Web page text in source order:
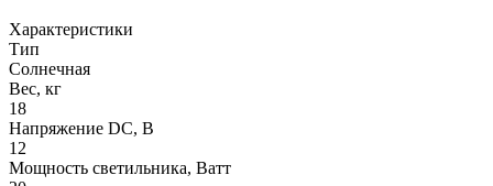
Характеристики
Тип
Солнечная
Вес, кг
18
Напряжение DC, В
12
Мощность светильника, Ватт